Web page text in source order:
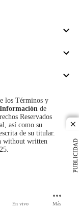
En vivo Más
PUBLICIDAD
los Términos y
de
Reservados
así como su
de su titular.
without written